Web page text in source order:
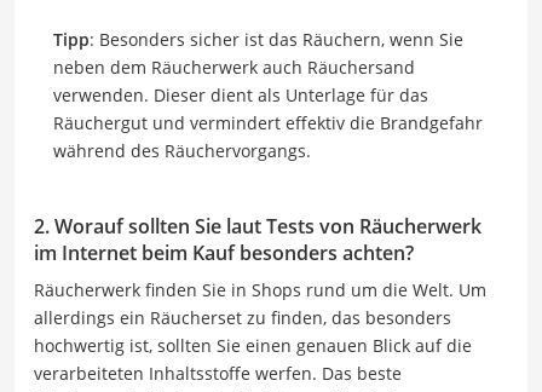
Tipp: Besonders sicher ist das Räuchern, wenn Sie
neben dem Räucherwerk auch Räuchersand
verwenden. Dieser dient als Unterlage für das
Räuchergut und vermindert effektiv die Brandgefahr
während des Räuchervorgangs.
2. Worauf sollten Sie laut Tests von Räucherwerk
im Internet beim Kauf besonders achten?
Räucherwerk finden Sie in Shops rund um die Welt. Um
allerdings ein Räucherset zu finden, das besonders
hochwertig ist, sollten Sie einen genauen Blick auf die
verarbeiteten Inhaltsstoffe werfen. Das beste